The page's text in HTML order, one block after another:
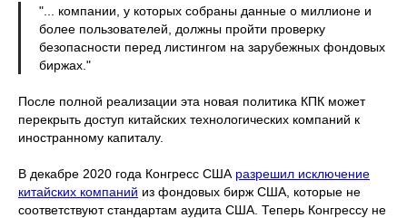
"... компании, у которых собраны данные о миллионе и
более пользователей, должны пройти проверку
безопасности перед листингом на зарубежных фондовых
биржах."
После полной реализации эта новая политика КПК может
перекрыть доступ китайских технологических компаний к
иностранному капиталу.
В декабре 2020 года Конгресс США разрешил исключение
китайских компаний из фондовых бирж США, которые не
соответствуют стандартам аудита США. Теперь Конгрессу не